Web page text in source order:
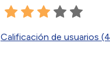
Calificación de usuarios